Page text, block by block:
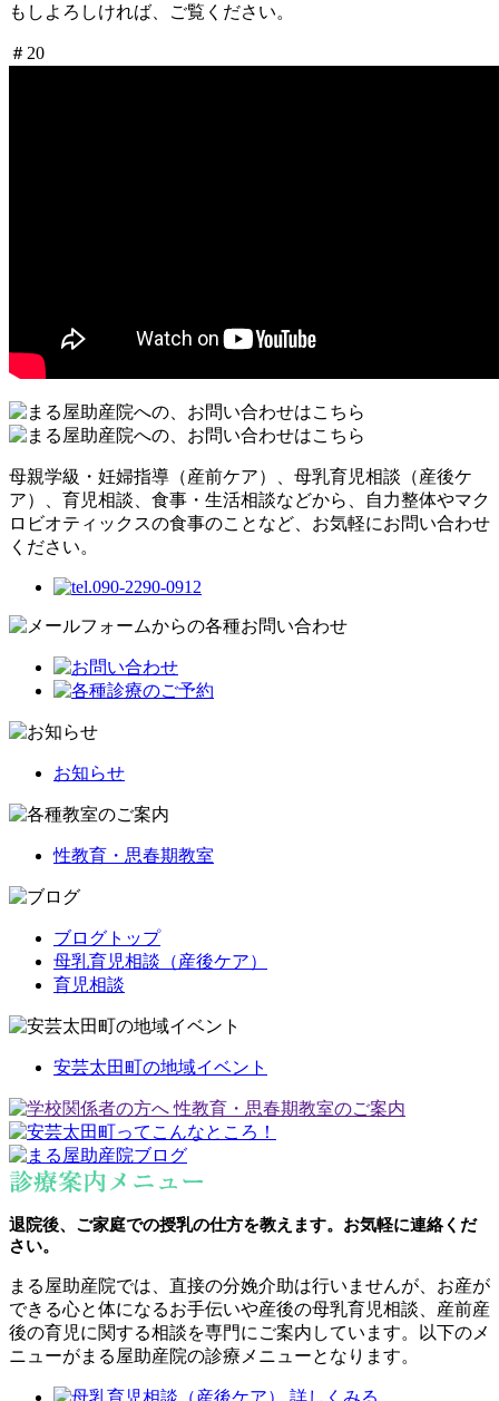
もしよろしければ、ご覧ください。
＃20
母親学級・妊婦指導（産前ケア）、母乳育児相談（産後ケ
ア）、育児相談、食事・生活相談などから、自力整体やマク
ロビオティックスの食事のことなど、お気軽にお問い合わせ
ください。
お知らせ
性教育・思春期教室
ブログトップ
母乳育児相談（産後ケア）
育児相談
安芸太田町の地域イベント
退院後、ご家庭での授乳の仕方を教えます。お気軽に連絡くだ
さい。
まる屋助産院では、直接の分娩介助は行いませんが、お産が
できる心と体になるお手伝いや産後の母乳育児相談、産前産
後の育児に関する相談を専門にご案内しています。以下のメ
ニューがまる屋助産院の診療メニューとなります。